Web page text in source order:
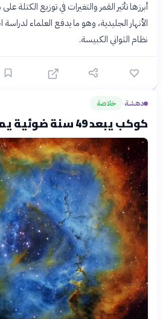
أبرزها تأثير القمر والتغيرات في توزيع
الأنهار الجليدية، وهو ما يدفع العلماء
نظام الثواني الكبيسة.
دهشة› خلاصة
كوكب يبعد 49 سنة ضوئية يمتلك غلافاً جوياً